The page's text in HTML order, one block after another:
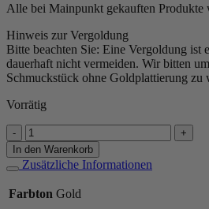
Alle bei Mainpunkt gekauften Produkte
Hinweis zur Vergoldung
Bitte beachten Sie: Eine Vergoldung ist
dauerhaft nicht vermeiden. Wir bitten
Schmuckstück ohne Goldplattierung zu
Vorrätig
Kette
„Lumina“
aus
925er
Sterling
Silber,
In den Warenkorb
Zusätzliche Informationen
Farbton Gold